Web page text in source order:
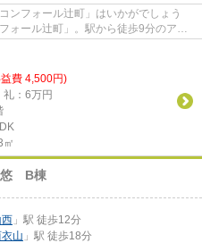
ンフォール辻町」はいかがでしょう
ォール辻町」。駅から徒歩9分のアパ
費 4,500円)
礼：6万円
㎡
悠 B棟
西 」駅 徒歩12分
山 」駅 徒歩18分